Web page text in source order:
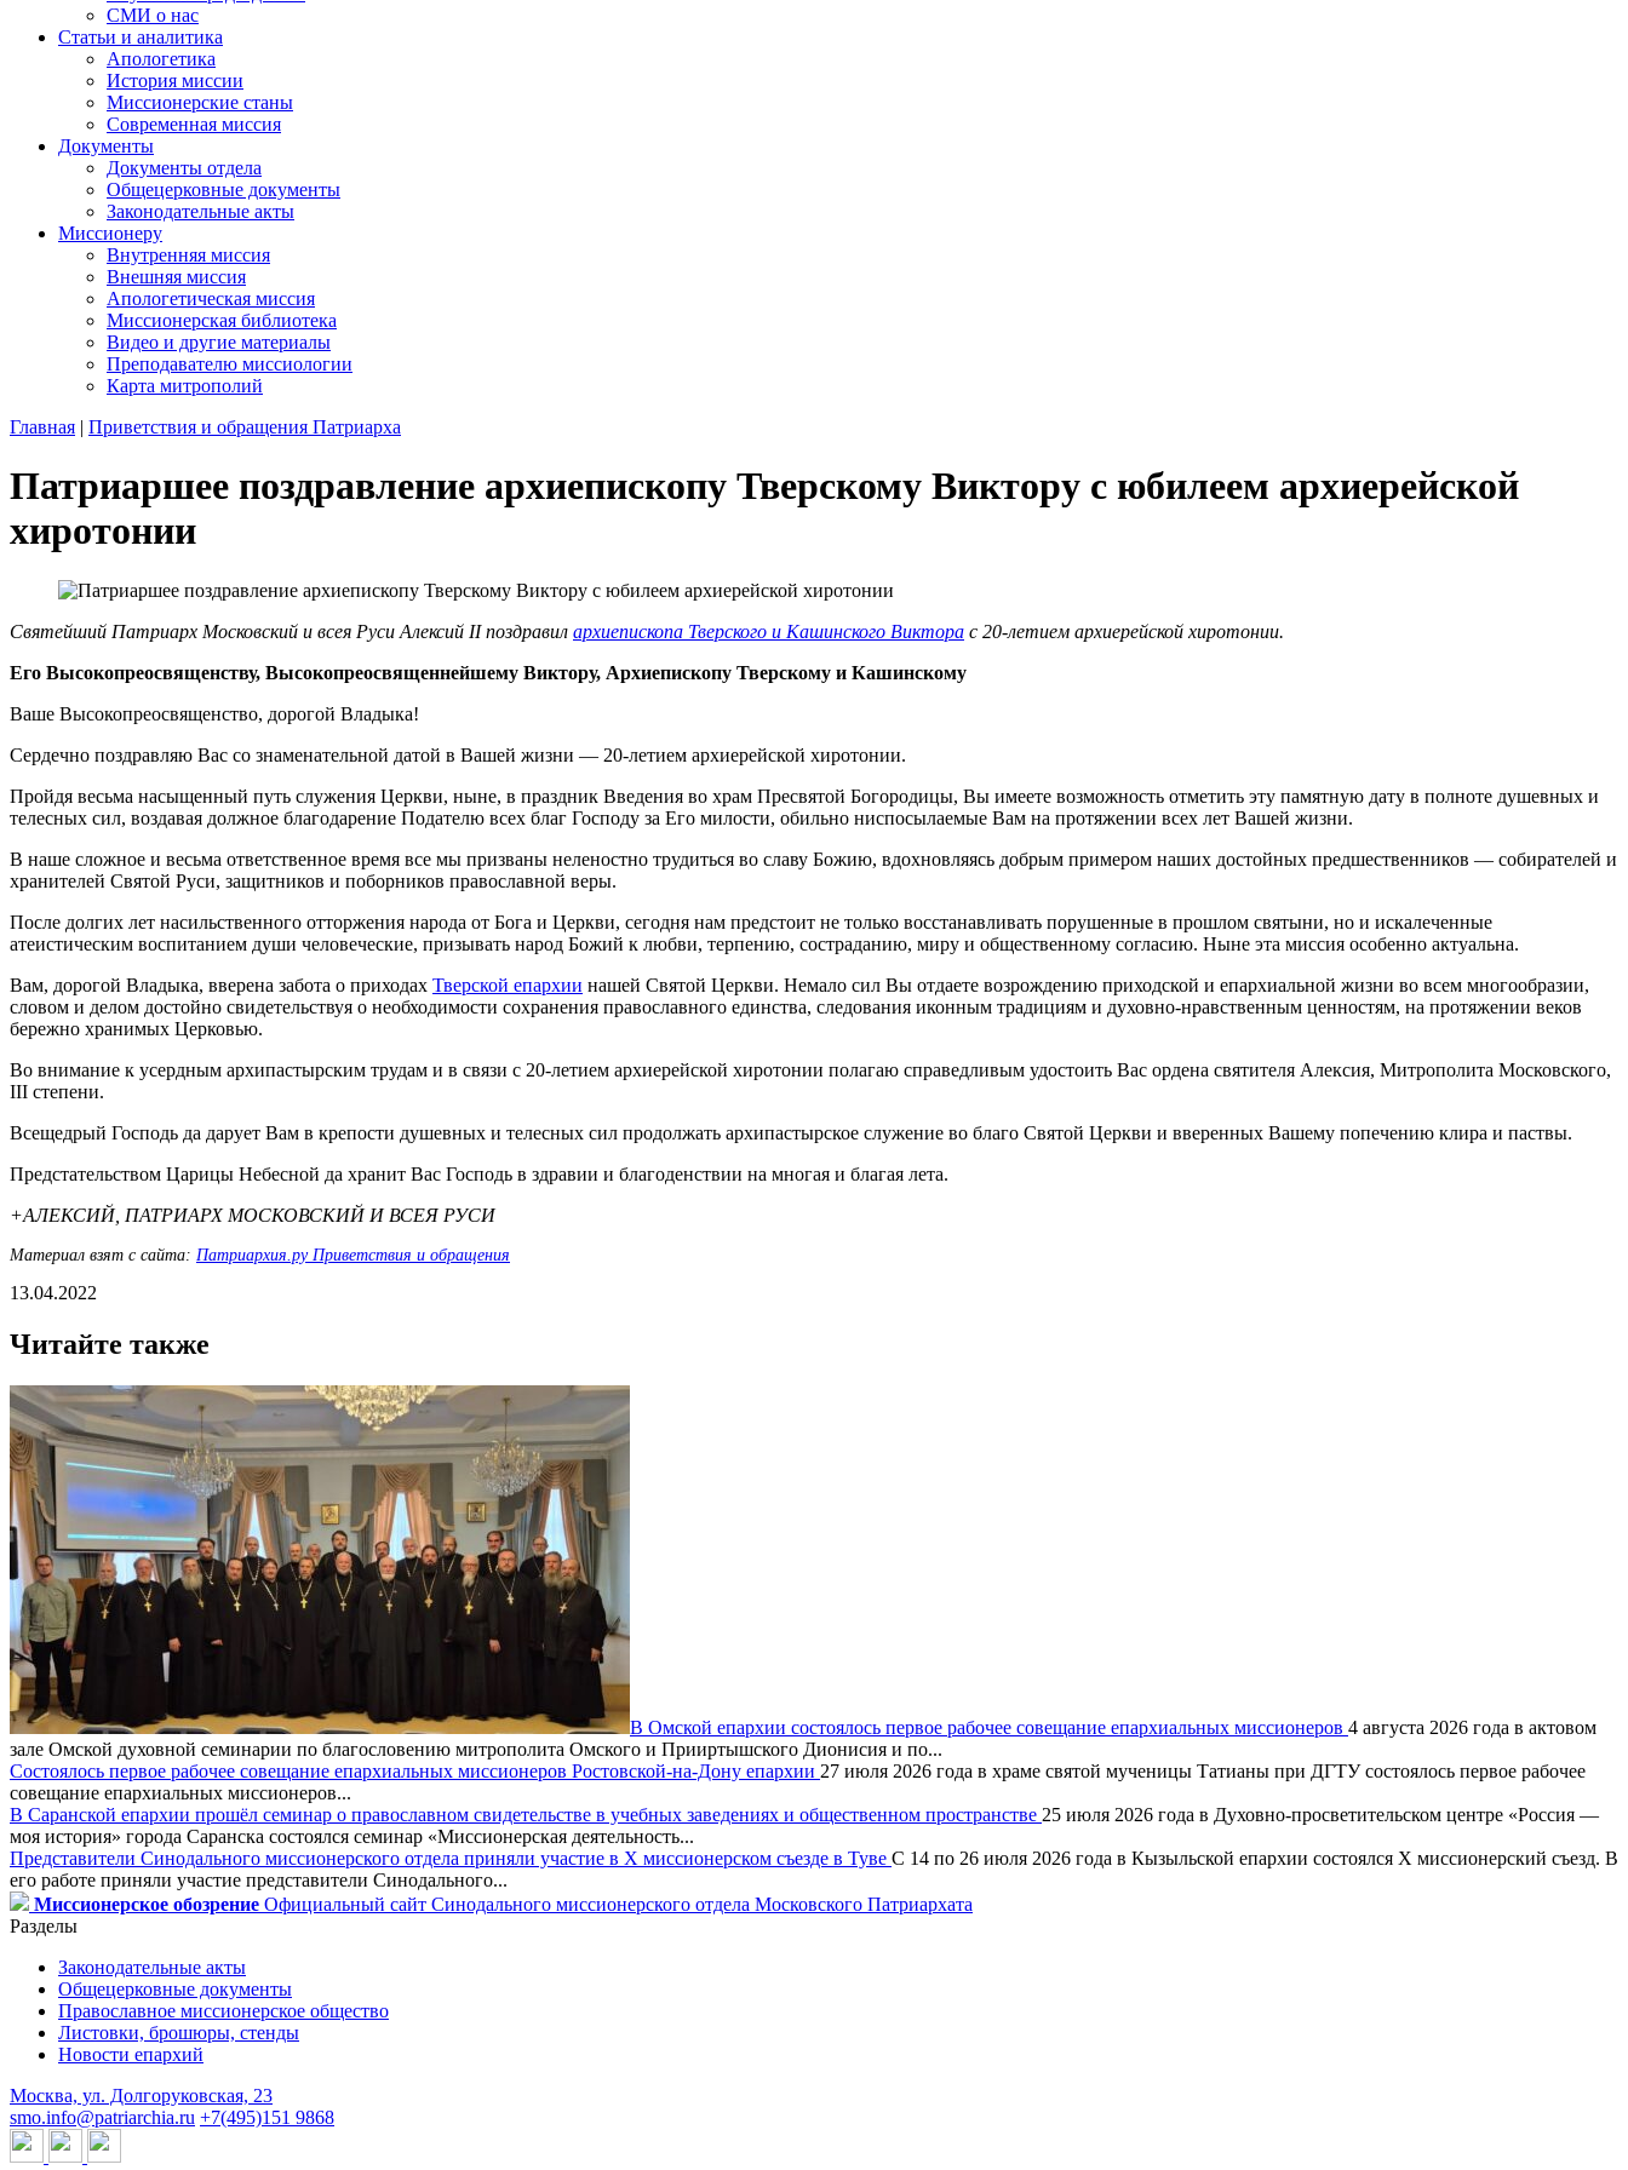
СМИ о нас
Статьи и аналитика
Апологетика
История миссии
Миссионерские станы
Современная миссия
Документы
Документы отдела
Общецерковные документы
Законодательные акты
Миссионеру
Внутренняя миссия
Внешняя миссия
Апологетическая миссия
Миссионерская библиотека
Видео и другие материалы
Преподавателю миссиологии
Карта митрополий
Главная | Приветствия и обращения Патриарха
Патриаршее поздравление архиепископу Тверскому Виктору с юбилеем архиерейской
хиротонии
Святейший Патриарх Московский и всея Руси Алексий II поздравил архиепископа Тверского и Кашинского Виктора с 20-летием архиерейской хиротонии.
Его Высокопреосвященству, Высокопреосвященнейшему Виктору, Архиепископу Тверскому и Кашинскому
Ваше Высокопреосвященство, дорогой Владыка!
Сердечно поздравляю Вас со знаменательной датой в Вашей жизни — 20-летием архиерейской хиротонии.
Пройдя весьма насыщенный путь служения Церкви, ныне, в праздник Введения во храм Пресвятой Богородицы, Вы имеете возможность отметить эту памятную дату в полноте душевных и
телесных сил, воздавая должное благодарение Подателю всех благ Господу за Его милости, обильно ниспосылаемые Вам на протяжении всех лет Вашей жизни.
В наше сложное и весьма ответственное время все мы призваны неленостно трудиться во славу Божию, вдохновляясь добрым примером наших достойных предшественников — собирателей и
хранителей Святой Руси, защитников и поборников православной веры.
После долгих лет насильственного отторжения народа от Бога и Церкви, сегодня нам предстоит не только восстанавливать порушенные в прошлом святыни, но и искалеченные
атеистическим воспитанием души человеческие, призывать народ Божий к любви, терпению, состраданию, миру и общественному согласию. Ныне эта миссия особенно актуальна.
Вам, дорогой Владыка, вверена забота о приходах Тверской епархии нашей Святой Церкви. Немало сил Вы отдаете возрождению приходской и епархиальной жизни во всем многообразии,
словом и делом достойно свидетельствуя о необходимости сохранения православного единства, следования иконным традициям и духовно-нравственным ценностям, на протяжении веков
бережно хранимых Церковью.
Во внимание к усердным архипастырским трудам и в связи с 20-летием архиерейской хиротонии полагаю справедливым удостоить Вас ордена святителя Алексия, Митрополита Московского,
III степени.
Всещедрый Господь да дарует Вам в крепости душевных и телесных сил продолжать архипастырское служение во благо Святой Церкви и вверенных Вашему попечению клира и паствы.
Предстательством Царицы Небесной да хранит Вас Господь в здравии и благоденствии на многая и благая лета.
+АЛЕКСИЙ, ПАТРИАРХ МОСКОВСКИЙ И ВСЕЯ РУСИ
Материал взят с сайта: Патриархия.ру Приветствия и обращения
13.04.2022
Читайте также
В Омской епархии состоялось первое рабочее совещание епархиальных миссионеров 4 августа 2026 года в актовом
зале Омской духовной семинарии по благословению митрополита Омского и Прииртышского Дионисия и по...
Состоялось первое рабочее совещание епархиальных миссионеров Ростовской-на-Дону епархии 27 июля 2026 года в храме святой мученицы Татианы при ДГТУ состоялось первое рабочее
совещание епархиальных миссионеров...
В Саранской епархии прошёл семинар о православном свидетельстве в учебных заведениях и общественном пространстве 25 июля 2026 года в Духовно-просветительском центре «Россия —
моя история» города Саранска состоялся семинар «Миссионерская деятельность...
Представители Синодального миссионерского отдела приняли участие в X миссионерском съезде в Туве С 14 по 26 июля 2026 года в Кызыльской епархии состоялся X миссионерский съезд. В
его работе приняли участие представители Синодального...
Миссионерское обозрение Официальный сайт Синодального миссионерского отдела Московского Патриархата
Разделы
Законодательные акты
Общецерковные документы
Православное миссионерское общество
Листовки, брошюры, стенды
Новости епархий
Москва, ул. Долгоруковская, 23
smo.info@patriarchia.ru +7(495)151 9868